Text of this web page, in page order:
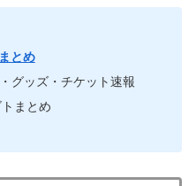
とめ
グッズ・チケット速報
まとめ